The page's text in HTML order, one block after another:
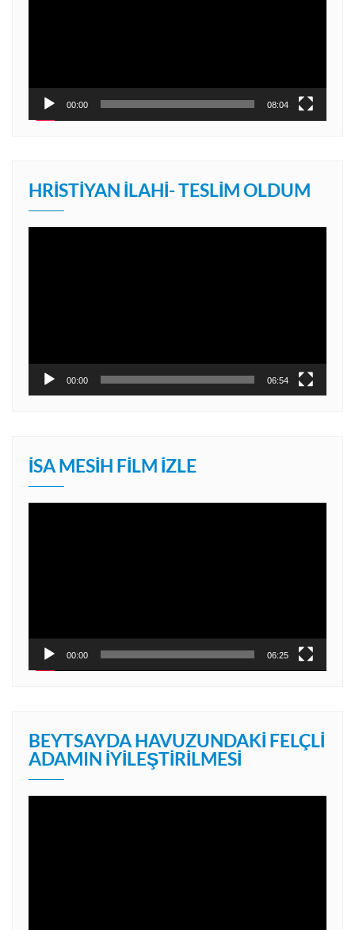
00:00 08:04
HRISTIYAN İLAHI- TESLIM OLDUM
00:00 06:54
İSA MESIH FILM İZLE
00:00 06:25
BEYTSAYDA HAVUZUNDAKI FELÇLI
ADAMIN İYILEŞTIRILMESI